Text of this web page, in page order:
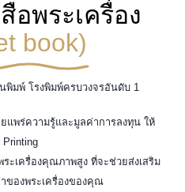
พระเครื่อง
book)
พิมพ์ โรงพิมพ์ครบวงจรอันดับ 1
แพร่ความรู้และมูลค่าการลงทุน ให้
Printing
ะเครื่องคุณภาพสูง ที่จะช่วยส่งเสริม
องพระเครื่องของคุณ